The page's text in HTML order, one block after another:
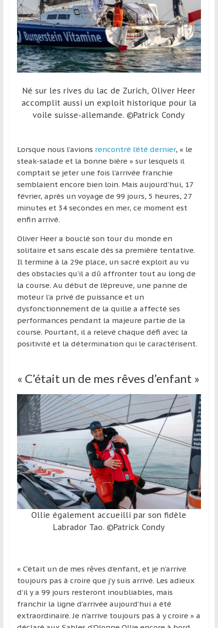
l’étranger
pour
assouvir
leur
passion,
tout
profitant
d’un
pays
d’une
région
Né sur les rives du lac de Zurich, Oliver Heer
accomplit aussi un exploit historique pour la
voile suisse-allemande. ©Patrick Condy
Lorsque nous l’avions rencontré l’été dernier, « le
steak-salade et la bonne bière » sur lesquels il
comptait se jeter une fois l’arrivée franchie
semblaient encore bien loin. Mais aujourd’hui, 17
février, après un voyage de 99 jours, 5 heures, 27
minutes et 34 secondes en mer, ce moment est
enfin arrivé.
Oliver Heer a bouclé son tour du monde en
solitaire et sans escale dès sa première tentative.
Il termine à la 29e place, un sacré exploit au vu
des obstacles qu’il a dû affronter tout au long de
la course. Au début de l’épreuve, une panne de
moteur l’a privé de puissance et un
dysfonctionnement de la quille a affecté ses
performances pendant la majeure partie de la
course. Pourtant, il a relevé chaque défi avec la
positivité et la détermination qui le caractérisent.
« C’était un de mes rêves d’enfant »
Ollie également accueilli par son fidèle
Labrador Tao. ©Patrick Condy
« C’était un de mes rêves d’enfant, et je n’arrive
toujours pas à croire que j’y suis arrivé. Les adieux
d’il y a 99 jours resteront inoubliables, mais
franchir la ligne d’arrivée aujourd’hui a été
extraordinaire. Je n’arrive toujours pas à y croire » a